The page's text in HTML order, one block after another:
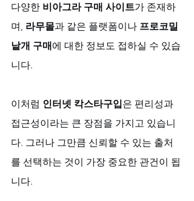
다양한 비아그라 구매 사이트가 존재하
며, 라무몰과 같은 플랫폼이나 프로코밀
낱개 구매에 대한 정보도 접하실 수 있습
니다.
이처럼 인터넷 칵스타구입은 편리성과
접근성이라는 큰 장점을 가지고 있습니
다. 그러나 그만큼 신뢰할 수 있는 출처
를 선택하는 것이 가장 중요한 관건이 됩
니다.